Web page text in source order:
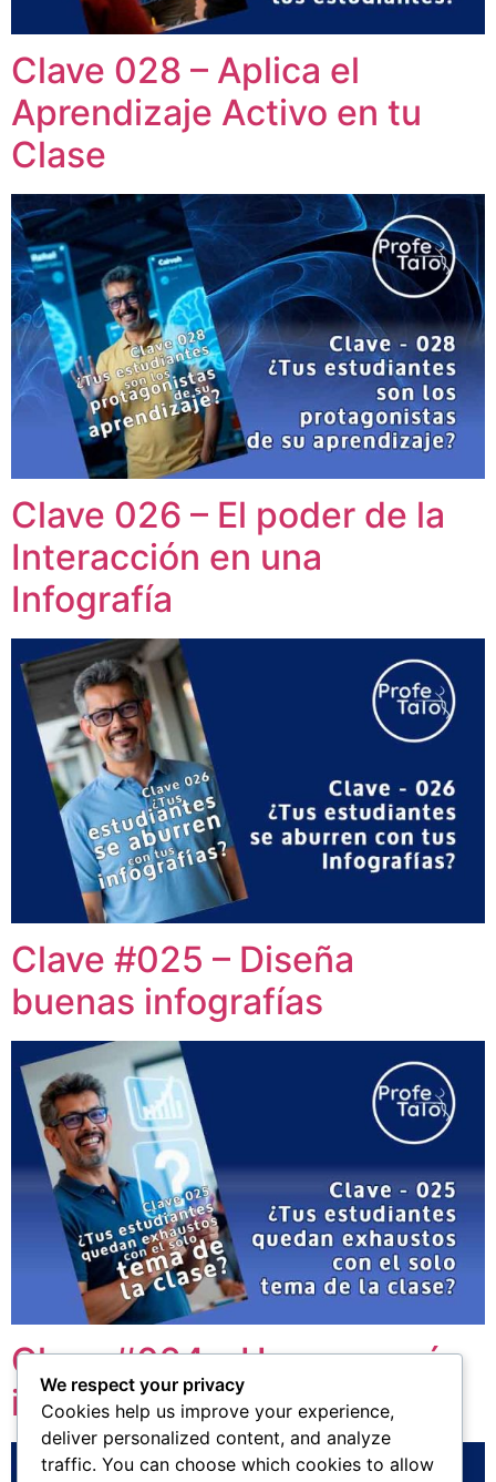
Clave 028 – Aplica el
Aprendizaje Activo en tu
Clase
Clave 026 – El poder de la
Interacción en una
Infografía
Clave #025 – Diseña
buenas infografías
Clave #024 – Usa una guía
interactiva clase a clase
We respect your privacy
Cookies help us improve your experience,
deliver personalized content, and analyze
traffic. You can choose which cookies to allow